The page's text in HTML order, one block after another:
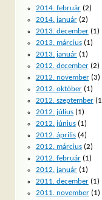
2014. február(2)
2014. január(2)
2013. december(1)
2013. március(1)
2013. január(1)
2012. december(2)
2012. november(3)
2012. október(1)
2012. szeptember
2012. július(1)
2012. június(1)
2012. április(4)
2012. március(2)
2012. február(1)
2012. január(1)
2011. december(1)
2011. november(1)